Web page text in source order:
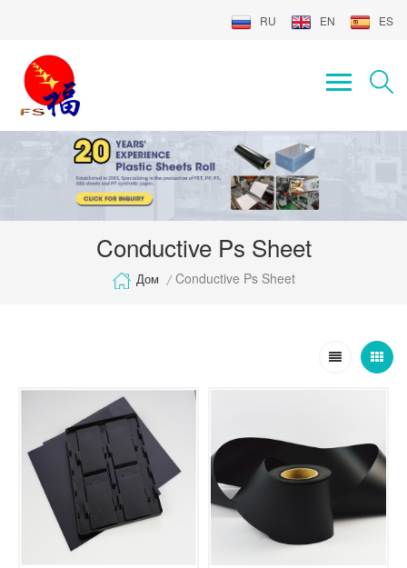
RU EN ES
Conductive Ps Sheet
Дом / Conductive Ps Sheet